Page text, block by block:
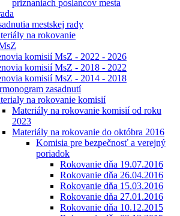
priznaniach poslancov mesta
mestskej rady
na rokovanie
komisií MsZ - 2022 - 2026
komisií MsZ - 2018 - 2022
komisií MsZ - 2014 - 2018
zasadnutí
na rokovanie komisií
Materiály na rokovanie komisií od roku
2023
Materiály na rokovanie do októbra 2016
Komisia pre bezpečnosť a verejný
poriadok
Rokovanie dňa 19.07.2016
Rokovanie dňa 26.04.2016
Rokovanie dňa 15.03.2016
Rokovanie dňa 27.01.2016
Rokovanie dňa 10.12.2015